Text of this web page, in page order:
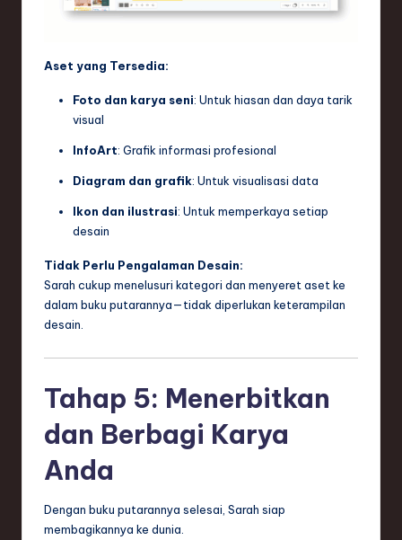
Aset yang Tersedia:
Foto dan karya seni: Untuk hiasan dan daya tarik
visual
InfoArt: Grafik informasi profesional
Diagram dan grafik: Untuk visualisasi data
Ikon dan ilustrasi: Untuk memperkaya setiap
desain
Tidak Perlu Pengalaman Desain:
Sarah cukup menelusuri kategori dan menyeret aset ke
dalam buku putarannya—tidak diperlukan keterampilan
desain.
Tahap 5: Menerbitkan
dan Berbagi Karya
Anda
Dengan buku putarannya selesai, Sarah siap
membagikannya ke dunia.